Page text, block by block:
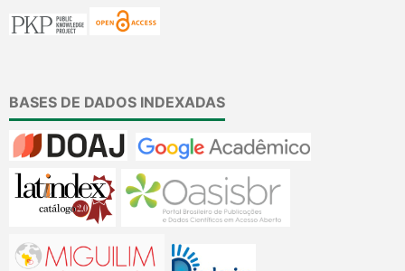
BASES DE DADOS INDEXADAS